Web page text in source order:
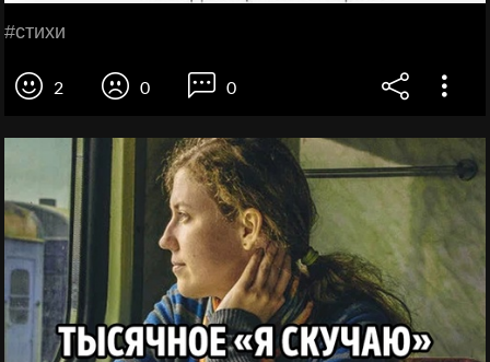
#стихи
2 0 0